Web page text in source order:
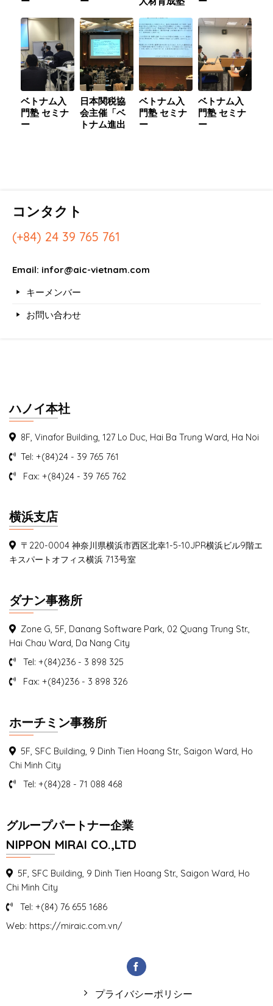
心としたサ
ービス産業
が、ベトナ
ムに進出す
る際の 注
意すべき法
律、規制
等」セミナ
ー
ベトナム入
門塾 セミナ
ー
日本関税協
会主催「ベ
トナム進出
ベトナム入
門塾 セミナ
ー
ベトナム入
門塾 セミナ
ー
コンタクト
(+84) 24 39 765 761
Email: infor@aic-vietnam.com
キーメンバー
お問い合わせ
ハノイ本社
8F, Vinafor Building, 127 Lo Duc, Hai Ba Trung Ward, Ha Noi
Tel: +(84)24 - 39 765 761
Fax: +(84)24 - 39 765 762
横浜支店
〒220-0004 神奈川県横浜市西区北幸1-5-10JPR横浜ビル9階エ
キスパートオフィス横浜 713号室
ダナン事務所
Zone G, 5F, Danang Software Park, 02 Quang Trung Str.,
Hai Chau Ward, Da Nang City
Tel: +(84)236 - 3 898 325
Fax: +(84)236 - 3 898 326
ホーチミン事務所
5F, SFC Building, 9 Dinh Tien Hoang Str., Saigon Ward, Ho
Chi Minh City
Tel: +(84)28 - 71 088 468
グループパートナー企業
NIPPON MIRAI CO.,LTD
5F, SFC Building, 9 Dinh Tien Hoang Str., Saigon Ward, Ho
Chi Minh City
Tel: +(84) 76 655 1686
Web: https://miraic.com.vn/
プライバシーポリシー